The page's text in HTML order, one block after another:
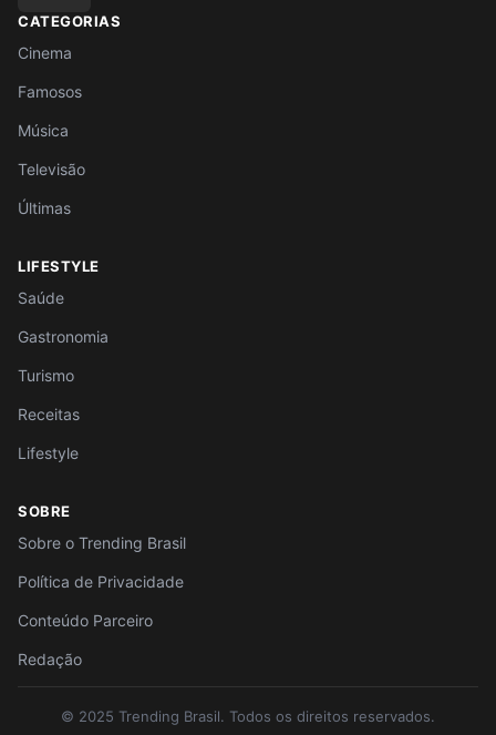
CATEGORIAS
Cinema
Famosos
Música
Televisão
Últimas
LIFESTYLE
Saúde
Gastronomia
Turismo
Receitas
Lifestyle
SOBRE
Sobre o Trending Brasil
Política de Privacidade
Conteúdo Parceiro
Redação
© 2025 Trending Brasil. Todos os direitos reservados.